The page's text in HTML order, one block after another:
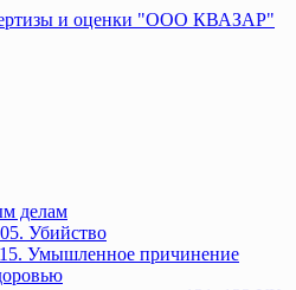
делам
Убийство
Умышленное причинение